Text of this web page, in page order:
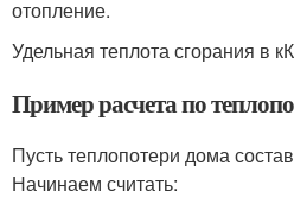
отопление.
Удельная теплота сгорания в
Пример расчета по
Пусть теплопотери дома
Начинаем считать: